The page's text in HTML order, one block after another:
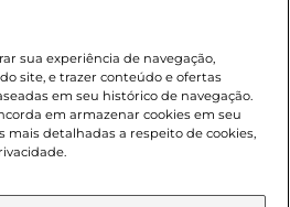
e condições são exclusivos para
o dia de hoje, podendo
notificação. Proibida a venda
menores de 18 anos, conforme
II (Estatuto da Criança e do
exclusivos para o
para as compras on-line é de
sua experiência de navegação,
site, e trazer conteúdo e ofertas
em seu histórico de navegação.
em armazenar cookies em seu
mais detalhadas a respeito de cookies,